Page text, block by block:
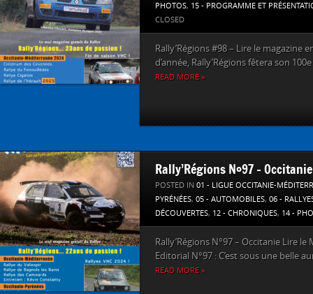
PHOTOS, 15 - PROGRAMME ET
CLOSED
Rally’Régions #98 – Lire le magazine
d’année, Rally’Régions fêtera son
READ MORE »
Rally’Régions N°97 – Occitanie
POSTED IN 01 - LIGUE OCCITANIE-
PYRÉNÉES, 05 - AUTOMOBILES, 06 -
DÉCOUVERTES, 12 - CHRONIQUES, 14 -
Rally’Régions N°97 – Occitanie Lire
Editorial N°97 : C’est sous une belle
READ MORE »